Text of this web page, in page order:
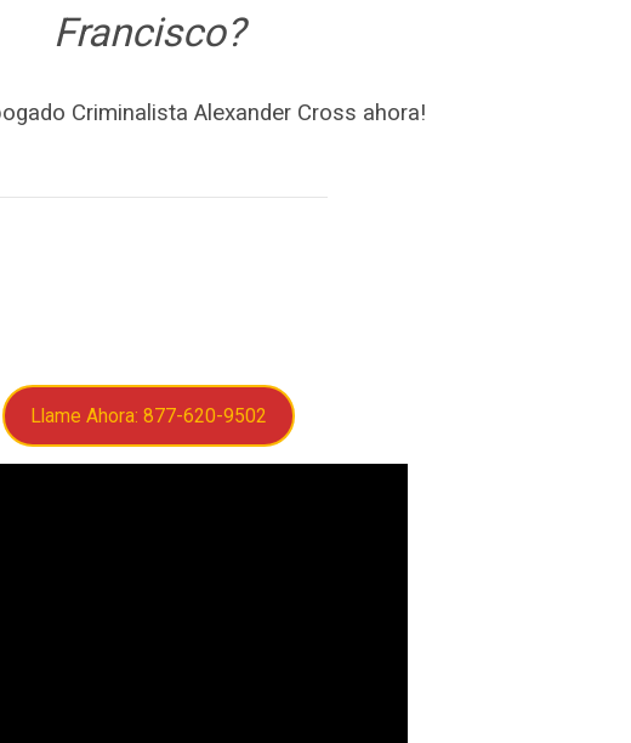
Francisco?
Criminalista Alexander Cross ahora!
Llame Ahora: 877-620-9502